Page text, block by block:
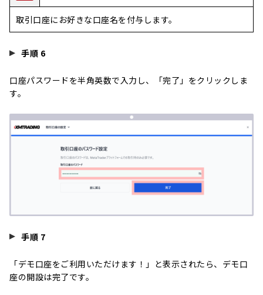
取引口座にお好きな口座名を付与します。
手順 6
口座パスワードを半角英数で入力し、「完了」をクリックしま
す。
手順 7
「デモ口座をご利用いただけます！」と表示されたら、デモ口
座の開設は完了です。